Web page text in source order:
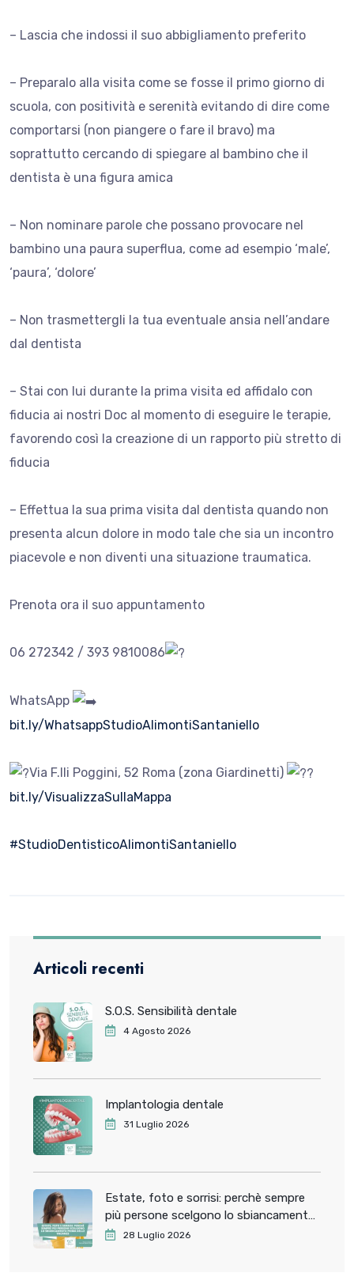
– Lascia che indossi il suo abbigliamento preferito
– Preparalo alla visita come se fosse il primo giorno di
scuola, con positività e serenità evitando di dire come
comportarsi (non piangere o fare il bravo) ma
soprattutto cercando di spiegare al bambino che il
dentista è una figura amica
– Non nominare parole che possano provocare nel
bambino una paura superflua, come ad esempio ‘male’,
‘paura’, ‘dolore’
– Non trasmettergli la tua eventuale ansia nell’andare
dal dentista
– Stai con lui durante la prima visita ed affidalo con
fiducia ai nostri Doc al momento di eseguire le terapie,
favorendo così la creazione di un rapporto più stretto di
fiducia
– Effettua la sua prima visita dal dentista quando non
presenta alcun dolore in modo tale che sia un incontro
piacevole e non diventi una situazione traumatica.
Prenota ora il suo appuntamento
06 272342 / 393 9810086
WhatsApp
bit.ly/WhatsappStudioAlimontiSantaniello
Via F.lli Poggini, 52 Roma (zona Giardinetti)
bit.ly/VisualizzaSullaMappa
#StudioDentisticoAlimontiSantaniello
Articoli recenti
S.O.S. Sensibilità dentale
4 Agosto 2026
Implantologia dentale
31 Luglio 2026
Estate, foto e sorrisi: perchè sempre
più persone scelgono lo sbiancamento
dentale prima delle vacanze
28 Luglio 2026